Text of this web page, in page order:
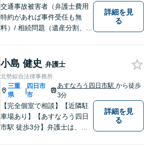
交通事故被害者（弁護士費用
特約があれば事件受任も無
料）/ 相続問題（遺産分割、遺
詳細を見
る
小島 健史 弁護士
北勢綜合法律事務所
三重
県
|
四日市
市
あすなろう四日市駅 から徒歩
3分
【完全個室で相談】【近隣駐
車場あり】【あすなろう四日
市駅 徒歩3分】弁護士は、依
詳細を見
る